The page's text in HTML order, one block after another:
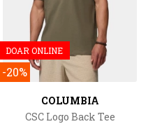
DOAR ONLINE
-20%
COLUMBIA
CSC Logo Back Tee